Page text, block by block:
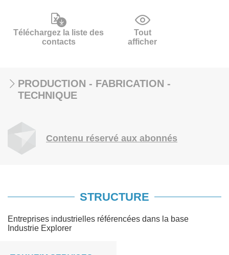
Téléchargez la liste des
contacts
Tout
afficher
PRODUCTION - FABRICATION -
TECHNIQUE
Contenu réservé aux abonnés
STRUCTURE
Entreprises industrielles référencées dans la base
Industrie Explorer